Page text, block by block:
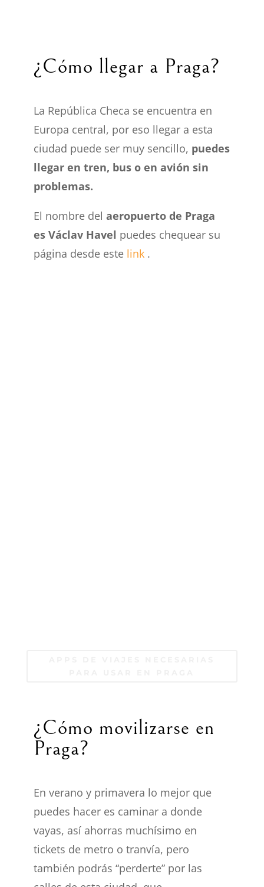
¿Cómo llegar a Praga?
La República Checa se encuentra en
Europa central, por eso llegar a esta
ciudad puede ser muy sencillo, puedes
llegar en tren, bus o en avión sin
problemas.
El nombre delaeropuerto de Praga
es Václav Havel puedes chequear su
página desde este link .
¿Cómo movilizarse en
Praga?
En verano y primavera lo mejor que
puedes hacer es caminar a donde
vayas, así ahorras muchísimo en
tickets de metro o tranvía, pero
también podrás “perderte” por las